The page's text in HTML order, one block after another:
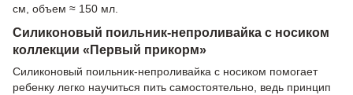
см, объем ≈ 150 мл.
Силиконовый поильник-непроливайка с носиком
коллекции «Первый прикорм»
Силиконовый поильник-непроливайка с носиком помогает
ребенку легко научиться пить самостоятельно, ведь принцип